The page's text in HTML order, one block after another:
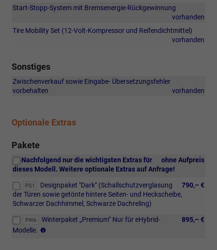
Start-Stopp-System mit Bremsenergie-Rückgewinnung
vorhanden
Tire Mobility Set (12-Volt-Kompressor und Reifendichtmittel)
vorhanden
Sonstiges
Zwischenverkauf sowie Eingabe- Übersetzungsfehler
vorbehalten
vorhanden
Optionale Extras
Pakete
ohne Aufpreis
Nachfolgend nur die wichtigsten Extras für
dieses Modell. Weitere optionale Extras auf Anfrage!
PS1 790,– €
Designpaket "Dark" (Schallschutzverglasung
der Türen sowie getönte hintere Seiten- und Heckscheibe,
Schwarzer Dachhimmel, Schwarze Dachreling)
PW6 895,– €
Winterpaket „Premium“ Nur für eHybrid-
Modelle.